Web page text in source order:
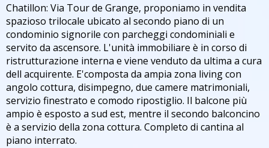
Chatillon: Via Tour de Grange, proponiamo in vendita
spazioso trilocale ubicato al secondo piano di un
condominio signorile con parcheggi condominiali e
servito da ascensore. L'unità immobiliare è in corso di
ristrutturazione interna e viene venduto da ultima a cura
dell acquirente. E'composta da ampia zona living con
angolo cottura, disimpegno, due camere matrimoniali,
servizio finestrato e comodo ripostiglio. Il balcone più
ampio è esposto a sud est, mentre il secondo balconcino
è a servizio della zona cottura. Completo di cantina al
piano interrato.